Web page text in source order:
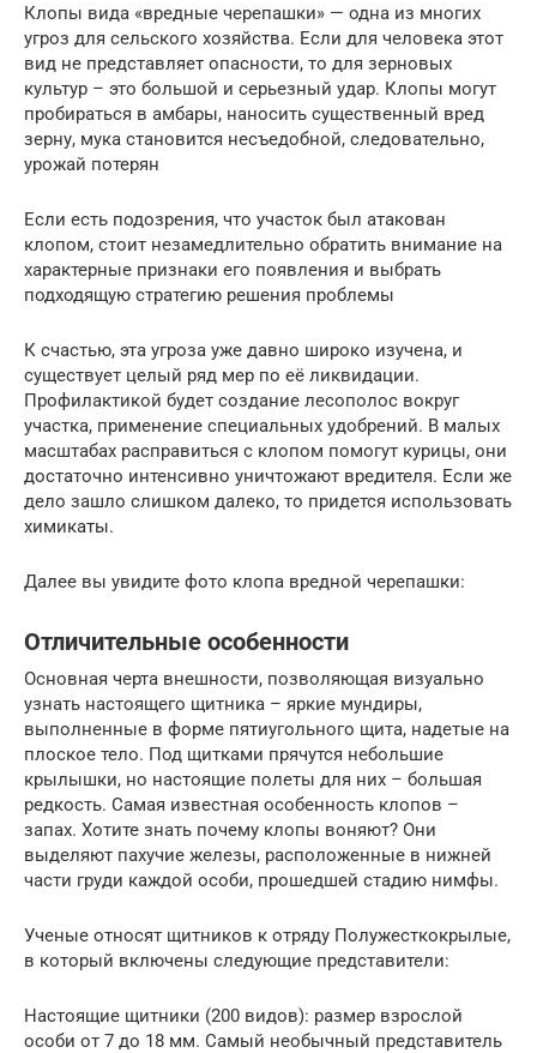
Клопы вида «вредные черепашки» — одна из многих
угроз для сельского хозяйства. Если для человека этот
вид не представляет опасности, то для зерновых
культур – это большой и серьезный удар. Клопы могут
пробираться в амбары, наносить существенный вред
зерну, мука становится несъедобной, следовательно,
урожай потерян
Если есть подозрения, что участок был атакован
клопом, стоит незамедлительно обратить внимание на
характерные признаки его появления и выбрать
подходящую стратегию решения проблемы
К счастью, эта угроза уже давно широко изучена, и
существует целый ряд мер по её ликвидации.
Профилактикой будет создание лесополос вокруг
участка, применение специальных удобрений. В малых
масштабах расправиться с клопом помогут курицы, они
достаточно интенсивно уничтожают вредителя. Если же
дело зашло слишком далеко, то придется использовать
химикаты.
Далее вы увидите фото клопа вредной черепашки:
Отличительные особенности
Основная черта внешности, позволяющая визуально
узнать настоящего щитника – яркие мундиры,
выполненные в форме пятиугольного щита, надетые на
плоское тело. Под щитками прячутся небольшие
крылышки, но настоящие полеты для них – большая
редкость. Самая известная особенность клопов –
запах. Хотите знать почему клопы воняют? Они
выделяют пахучие железы, расположенные в нижней
части груди каждой особи, прошедшей стадию нимфы.
Ученые относят щитников к отряду Полужесткокрылые,
в который включены следующие представители:
Настоящие щитники (200 видов): размер взрослой
особи от 7 до 18 мм. Самый необычный представитель